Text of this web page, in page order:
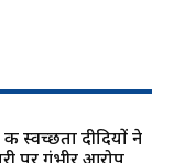
स्वच्छता दीदियों ने